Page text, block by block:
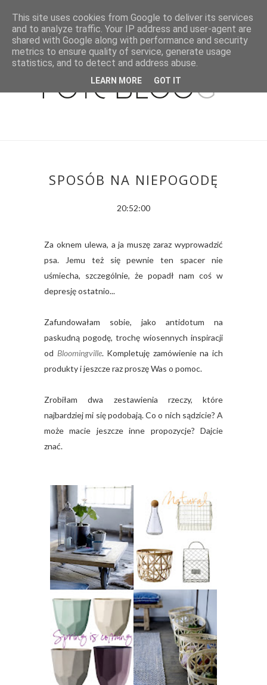
SPOSÓB NA NIEPOGODĘ
20:52:00
Za oknem ulewa, a ja muszę zaraz wyprowadzić
psa. Jemu też się pewnie ten spacer nie
uśmiecha, szczególnie, że popadł nam coś w
depresję ostatnio...
Zafundowałam sobie, jako antidotum na
paskudną pogodę, trochę wiosennych inspiracji
od Bloomingville. Kompletuję zamówienie na ich
produkty i jeszcze raz proszę Was o pomoc.
Zrobiłam dwa zestawienia rzeczy, które
najbardziej mi się podobają. Co o nich sądzicie? A
może macie jeszcze inne propozycje? Dajcie
znać.
This site uses cookies from Google to deliver its services
and to analyze traffic. Your IP address and user-agent are
shared with Google along with performance and security
metrics to ensure quality of service, generate usage
statistics, and to detect and address abuse.
LEARN MORE GOT IT